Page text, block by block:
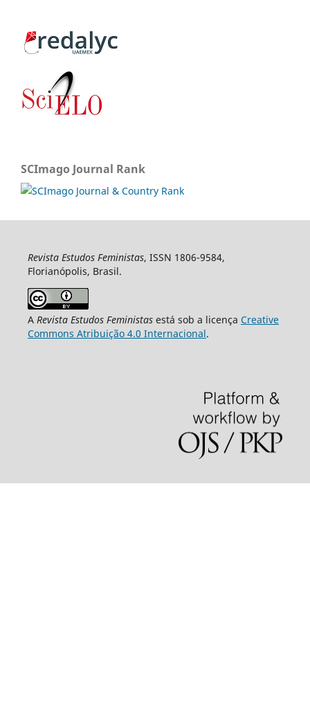
SCImago Journal Rank
Revista Estudos Feministas, ISSN 1806-9584,
Florianópolis, Brasil.
A Revista Estudos Feministasestá sob a licença Creative
Commons Atribuição 4.0 Internacional.